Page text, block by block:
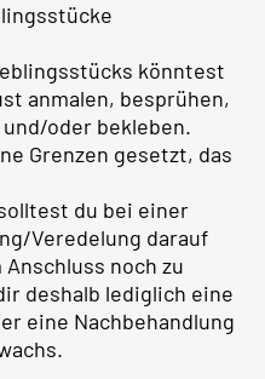
könntest
anmalen, besprühen,
oder bekleben.
Grenzen gesetzt, das
du bei einer
Veredelung darauf
noch zu
deshalb lediglich eine
eine Nachbehandlung